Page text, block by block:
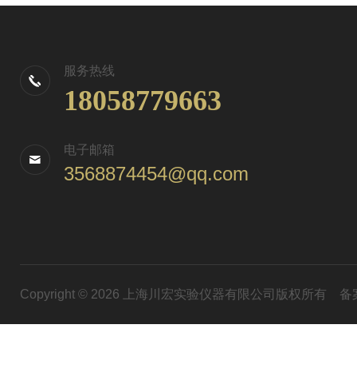
服务热线
18058779663
电子邮箱
3568874454@qq.com
Copyright © 2026 上海川宏实验仪器有限公司版权所有 备